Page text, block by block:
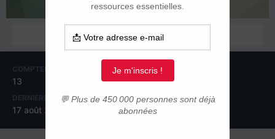
COMPTEUR DE CONTENUS
13
INSCRIPTION
16 mai 2013
DERNIÈRE VISITE
17 août 2016